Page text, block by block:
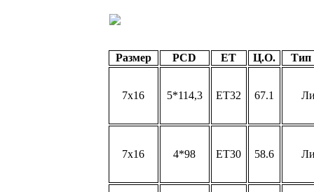
Размер PCD ET Ц.О. Тип
7x16 5*114,3 ET32 67.1
7x16 4*98 ET30 58.6